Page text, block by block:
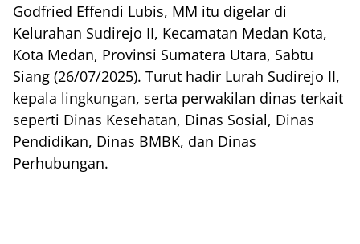
Godfried Effendi Lubis, MM itu digelar di
Kelurahan Sudirejo II, Kecamatan Medan Kota,
Kota Medan, Provinsi Sumatera Utara, Sabtu
Siang (26/07/2025). Turut hadir Lurah Sudirejo II,
kepala lingkungan, serta perwakilan dinas terkait
seperti Dinas Kesehatan, Dinas Sosial, Dinas
Pendidikan, Dinas BMBK, dan Dinas
Perhubungan.